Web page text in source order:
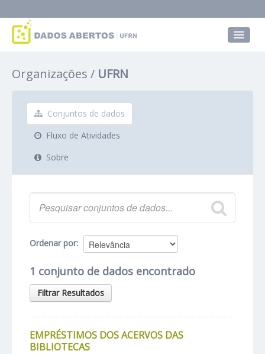
Grupos
Sobre
Organizações UFRN
Conjuntos de dados
Fluxo de Atividades
Sobre
Ordenar por
1 conjunto de dados encontrado
Filtrar Resultados
EMPRÉSTIMOS DOS ACERVOS DAS
BIBLIOTECAS